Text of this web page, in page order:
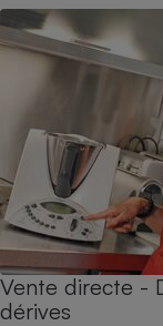
Vente directe -
dérives